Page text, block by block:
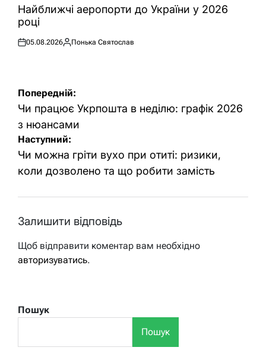
УНайближчі аеропорти до України у 2026
році
Оприлюднено
05.08.2026
Опубліковано
Понька Святослав
Навігація
записів
Попередній:
Чи працює Укрпошта в неділю: графік 2026
з нюансами
Наступний:
Чи можна гріти вухо при отиті: ризики,
коли дозволено та що робити замість
Залишити відповідь
Щоб відправити коментар вам необхідно
авторизуватись.
Пошук
Пошук